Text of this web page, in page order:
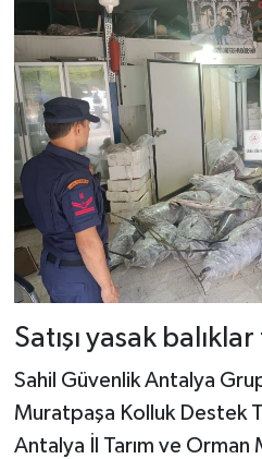
Satışı yasak
Sahil Güvenlik Antalya
Muratpaşa Kolluk Destek
Antalya İl Tarım ve Orman